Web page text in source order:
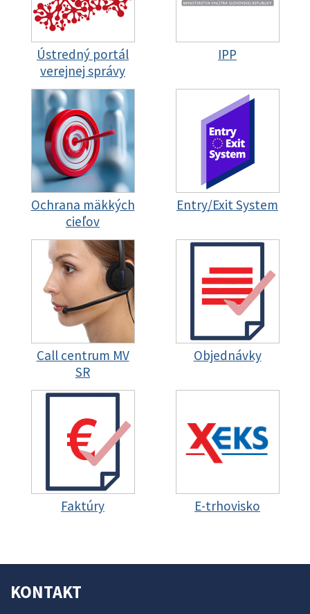
Ústredný portál
verejnej správy
IPP
Ochrana mäkkých
cieľov
Entry/Exit System
Call centrum MV
SR
Objednávky
Faktúry E-trhovisko
KONTAKT